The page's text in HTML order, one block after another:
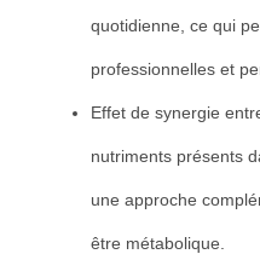
quotidienne, ce qui
professionnelles et
Effet de synergie
nutriments présents
une approche
être métabolique.